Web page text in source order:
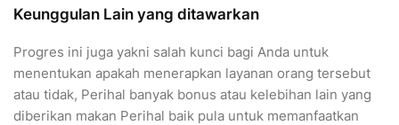
Keunggulan Lain yang ditawarkan
Progres ini juga yakni salah kunci bagi Anda untuk
menentukan apakah menerapkan layanan orang tersebut
atau tidak, Perihal banyak bonus atau kelebihan lain yang
diberikan makan Perihal baik pula untuk memanfaatkan